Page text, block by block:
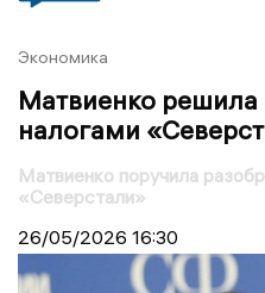
Экономика
Матвиенко решила
налогами
Матвиенко поручила
«Северстали»
26/05/2026 16:30